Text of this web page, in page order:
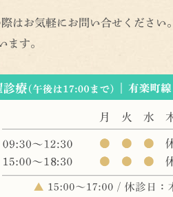
はお気軽にお問い合せください。
ます。